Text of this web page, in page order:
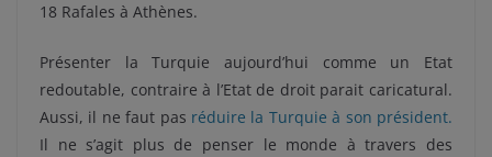
18 Rafales à Athènes.
Présenter la Turquie aujourd’hui comme un Etat
redoutable, contraire à l’Etat de droit parait caricatural.
Aussi, il ne faut pas réduire la Turquie à son président.
Il ne s’agit plus de penser le monde à travers des